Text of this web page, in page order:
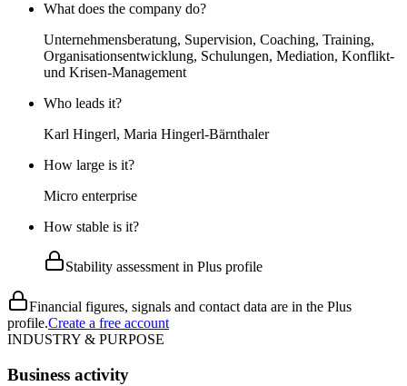
What does the company do?
Unternehmensberatung, Supervision, Coaching, Training,
Organisationsentwicklung, Schulungen, Mediation, Konflikt-
und Krisen-Management
Who leads it?
Karl Hingerl, Maria Hingerl-Bärnthaler
How large is it?
Micro enterprise
How stable is it?
Stability assessment in Plus profile
Financial figures, signals and contact data are in the Plus
profile.Create a free account
INDUSTRY & PURPOSE
Business activity